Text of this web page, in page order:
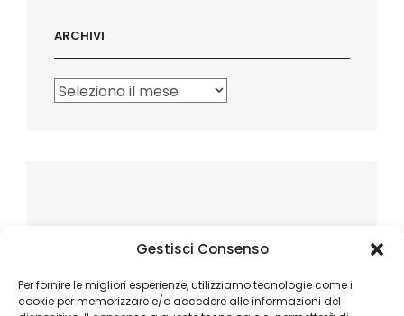
Gestisci Consenso
Per fornire le migliori esperienze, utilizziamo tecnologie come i
cookie per memorizzare e/o accedere alle informazioni del
ARCHIVI
Archivi